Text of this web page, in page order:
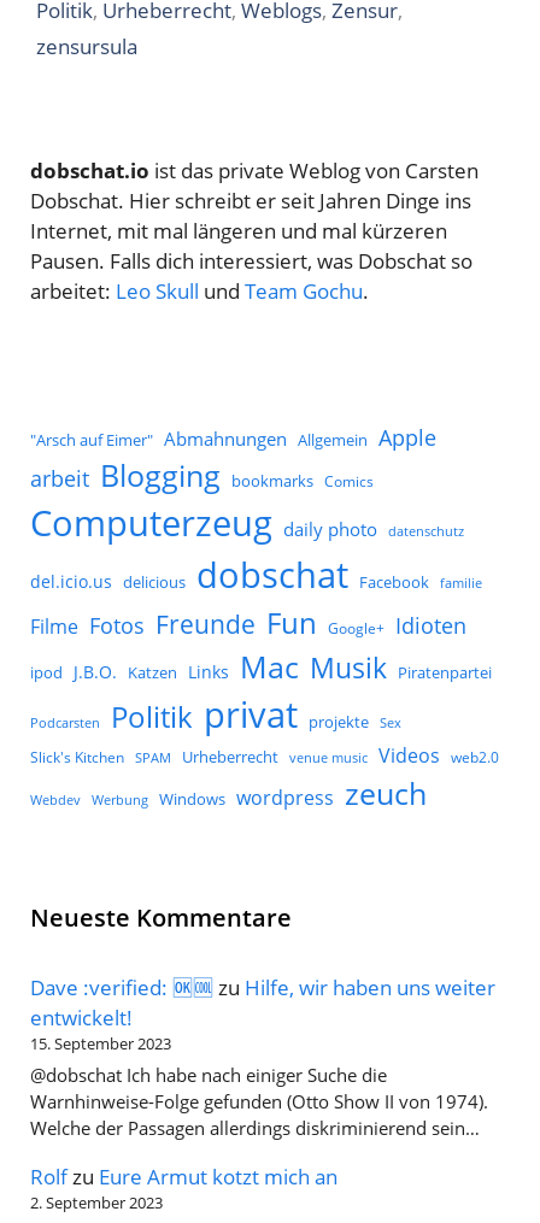
Politik, Urheberrecht, Weblogs, Zensur,
zensursula
dobschat.io ist das private Weblog von Carsten
Dobschat. Hier schreibt er seit Jahren Dinge ins
Internet, mit mal längeren und mal kürzeren
Pausen. Falls dich interessiert, was Dobschat so
arbeitet: Leo Skull und Team Gochu.
"Arsch auf Eimer" Abmahnungen Allgemein Apple
arbeit Blogging bookmarks Comics
Computerzeug daily photo datenschutz
del.icio.us delicious dobschat Facebook familie
Filme Fotos Freunde Fun Google+ Idioten
ipod J.B.O. Katzen Links Mac Musik Piratenpartei
Podcarsten Politik privat projekte Sex
Slick's Kitchen SPAM Urheberrecht venue music Videos web2.0
Webdev Werbung Windows wordpress zeuch
Neueste Kommentare
Dave :verified: 🆗🆒 zu Hilfe, wir haben uns weiter
entwickelt!
15. September 2023
@dobschat Ich habe nach einiger Suche die
Warnhinweise-Folge gefunden (Otto Show II von 1974).
Welche der Passagen allerdings diskriminierend sein…
Rolfzu Eure Armut kotzt mich an
2. September 2023